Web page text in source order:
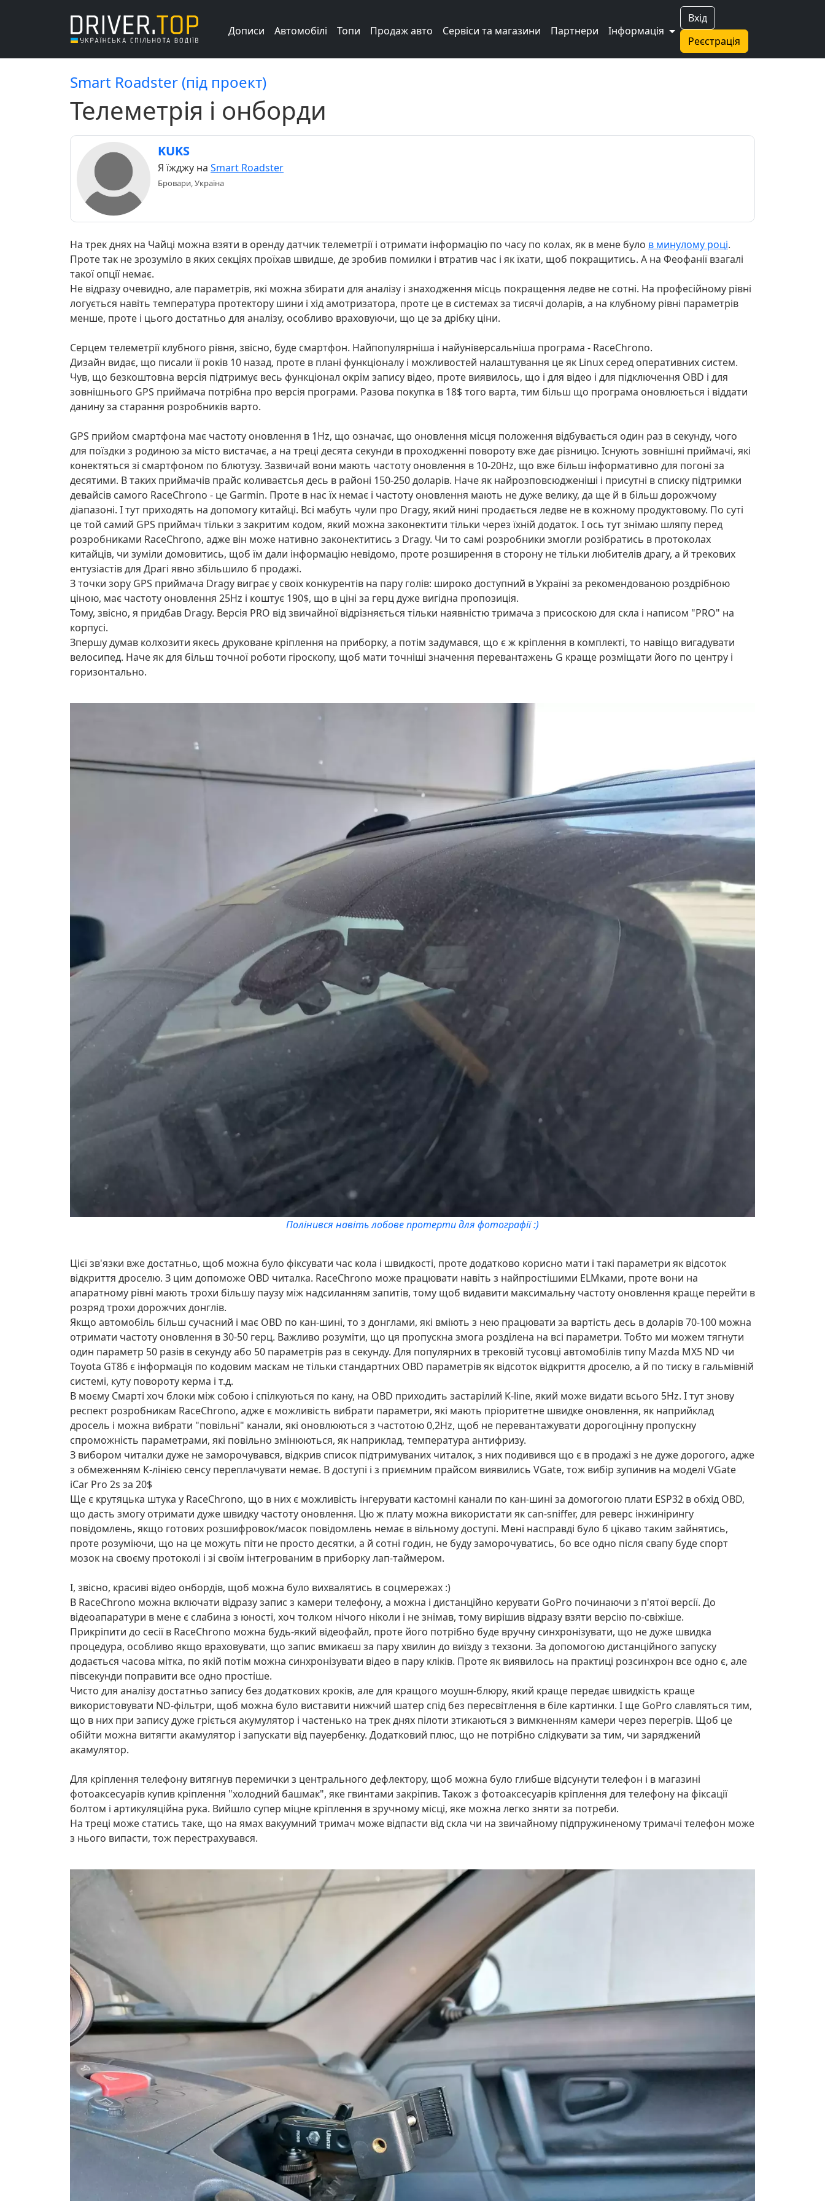
Вхід
Реєстрація
Дописи Автомобілі Топи Продаж авто Сервіси та магазини Партнери Інформація
Smart Roadster (під проект)
Телеметрія і онборди
KUKS
Я їжджу на Smart Roadster
Бровари, Україна
На трек днях на Чайці можна взяти в оренду датчик телеметрії і отримати інформацію по часу по колах, як в мене було в минулому році.
Проте так не зрозуміло в яких секціях проїхав швидше, де зробив помилки і втратив час і як їхати, щоб покращитись. А на Феофанії взагалі
такої опції немає.
Не відразу очевидно, але параметрів, які можна збирати для аналізу і знаходження місць покращення ледве не сотні. На професійному рівні
логується навіть температура протектору шини і хід амотризатора, проте це в системах за тисячі доларів, а на клубному рівні параметрів
менше, проте і цього достатньо для аналізу, особливо враховуючи, що це за дрібку ціни.
Серцем телеметрії клубного рівня, звісно, буде смартфон. Найпопулярніша і найуніверсальніша програма - RaceChrono.
Дизайн видає, що писали її років 10 назад, проте в плані функціоналу і можливостей налаштування це як Linux серед оперативних систем.
Чув, що безкоштовна версія підтримує весь функціонал окрім запису відео, проте виявилось, що і для відео і для підключення OBD і для
зовнішнього GPS приймача потрібна про версія програми. Разова покупка в 18$ того варта, тим більш що програма оновлюється і віддати
данину за старання розробників варто.
GPS прийом смартфона має частоту оновлення в 1Hz, що означає, що оновлення місця положення відбувається один раз в секунду, чого
для поїздки з родиною за місто вистачає, а на треці десята секунди в проходженні повороту вже дає різницю. Існують зовнішні приймачі, які
конектяться зі смартфоном по блютузу. Зазвичай вони мають частоту оновлення в 10-20Hz, що вже більш інформативно для погоні за
десятими. В таких приймачів прайс коливаєтсья десь в районі 150-250 доларів. Наче як найрозповсюдженіші і присутні в списку підтримки
девайсів самого RaceChrono - це Garmin. Проте в нас їх немає і частоту оновлення мають не дуже велику, да ще й в більш дорожчому
діапазоні. І тут приходять на допомогу китайці. Всі мабуть чули про Dragy, який нині продається ледве не в кожному продуктовому. По суті
це той самий GPS приймач тільки з закритим кодом, який можна законектити тільки через їхній додаток. І ось тут знімаю шляпу перед
розробниками RaceChrono, адже він може нативно законектитись з Dragy. Чи то самі розробники змогли розібратись в протоколах
китайців, чи зуміли домовитись, щоб їм дали інформацію невідомо, проте розширення в сторону не тільки любителів драгу, а й трекових
ентузіастів для Драгі явно збільшило б продажі.
З точки зору GPS приймача Dragy виграє у своїх конкурентів на пару голів: широко доступний в Україні за рекомендованою роздрібною
ціною, має частоту оновлення 25Hz і коштує 190$, що в ціні за герц дуже вигідна пропозиція.
Тому, звісно, я придбав Dragy. Версія PRO від звичайної відрізняється тільки наявністю тримача з присоскою для скла і написом "PRO" на
корпусі.
Зпершу думав колхозити якесь друковане кріплення на приборку, а потім задумався, що є ж кріплення в комплекті, то навіщо вигадувати
велосипед. Наче як для більш точної роботи гіроскопу, щоб мати точніші значення перевантажень G краще розміщати його по центру і
горизонтально.
Полінився навіть лобове протерти для фотографії :)
Цієї зв'язки вже достатньо, щоб можна було фіксувати час кола і швидкості, проте додатково корисно мати і такі параметри як відсоток
відкриття дроселю. З цим допоможе OBD читалка. RaceChrono може працювати навіть з найпростішими ELMками, проте вони на
апаратному рівні мають трохи більшу паузу між надсиланням запитів, тому щоб видавити максимальну частоту оновлення краще перейти в
розряд трохи дорожчих донглів.
Якщо автомобіль більш сучасний і має OBD по кан-шині, то з донглами, які вміють з нею працювати за вартість десь в доларів 70-100 можна
отримати частоту оновлення в 30-50 герц. Важливо розуміти, що ця пропускна змога розділена на всі параметри. Тобто ми можем тягнути
один параметр 50 разів в секунду або 50 параметрів раз в секунду. Для популярних в трековій тусовці автомобілів типу Mazda MX5 ND чи
Toyota GT86 є інформація по кодовим маскам не тільки стандартних OBD параметрів як відсоток відкриття дроселю, а й по тиску в гальмівній
системі, куту повороту керма і т.д.
В моєму Смарті хоч блоки між собою і спілкуються по кану, на OBD приходить застарілий K-line, який може видати всього 5Hz. І тут знову
респект розробникам RaceChrono, адже є можливість вибрати параметри, які мають пріоритетне швидке оновлення, як наприйклад
дросель і можна вибрати "повільні" канали, які оновлюються з частотою 0,2Hz, щоб не перевантажувати дорогоцінну пропускну
спроможність параметрами, які повільно змінюються, як наприклад, температура антифризу.
З вибором читалки дуже не заморочувався, відкрив список підтримуваних читалок, з них подивився що є в продажі з не дуже дорогого, адже
з обмеженням К-лінією сенсу переплачувати немає. В доступі і з приємним прайсом виявились VGate, тож вибір зупинив на моделі VGate
iCar Pro 2s за 20$
Ще є крутяцька штука у RaceChrono, що в них є можливість інгерувати кастомні канали по кан-шині за домогогою плати ESP32 в обхід OBD,
що дасть змогу отримати дуже швидку частоту оновлення. Цю ж плату можна використати як can-sniffer, для реверс інжинірингу
повідомлень, якщо готових розшифровок/масок повідомлень немає в вільному доступі. Мені насправді було б цікаво таким зайнятись,
проте розуміючи, що на це можуть піти не просто десятки, а й сотні годин, не буду заморочуватись, бо все одно після свапу буде спорт
мозок на своєму протоколі і зі своїм інтегрованим в приборку лап-таймером.
І, звісно, красиві відео онбордів, щоб можна було вихвалятись в соцмережах :)
В RaceChrono можна включати відразу запис з камери телефону, а можна і дистанційно керувати GoPro починаючи з п'ятої версії. До
відеоапаратури в мене є слабина з юності, хоч толком нічого ніколи і не знімав, тому вирішив відразу взяти версію по-свіжіше.
Прикріпити до сесії в RaceChrono можна будь-який відеофайл, проте його потрібно буде вручну синхронізувати, що не дуже швидка
процедура, особливо якщо враховувати, що запис вмикаєш за пару хвилин до виїзду з техзони. За допомогою дистанційного запуску
додається часова мітка, по якій потім можна синхронізувати відео в пару кліків. Проте як виявилось на практиці розсинхрон все одно є, але
півсекунди поправити все одно простіше.
Чисто для аналізу достатньо запису без додаткових кроків, але для кращого моушн-блюру, який краще передає швидкість краще
використовувати ND-фільтри, щоб можна було виставити нижчий шатер спід без пересвітлення в біле картинки. І ще GoPro славляться тим,
що в них при запису дуже гріється акумулятор і частенько на трек днях пілоти зтикаються з вимкненням камери через перегрів. Щоб це
обійти можна витягти акамулятор і запускати від пауербенку. Додатковий плюс, що не потрібно слідкувати за тим, чи заряджений
акамулятор.
Для кріплення телефону витягнув перемички з центрального дефлектору, щоб можна було глибше відсунути телефон і в магазині
фотоаксесуарів купив кріплення "холодний башмак", яке гвинтами закріпив. Також з фотоаксесуарів кріплення для телефону на фіксації
болтом і артикуляційна рука. Вийшло супер міцне кріплення в зручному місці, яке можна легко зняти за потреби.
На треці може статись таке, що на ямах вакуумний тримач може відпасти від скла чи на звичайному підпружиненому тримачі телефон може
з нього випасти, тож перестрахувався.